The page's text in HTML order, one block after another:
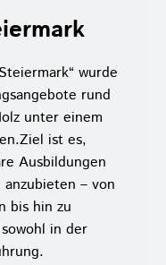
wurde
rund
unter einem
Ziel ist es,
Ausbildungen
– von
bis hin zu
in der